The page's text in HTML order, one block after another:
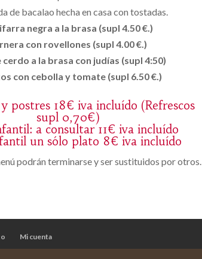
de bacalao hecha en casa con tostadas.
negra a la brasa (supl 4.50 €.)
con rovellones (supl 4.00 €.)
cerdo a la brasa con judías (supl 4:50)
con cebolla y tomate (supl 6.50 €.)
postres 18€ iva incluído (Refrescos
supl 0,70€)
a consultar 11€ iva incluído
un sólo plato 8€ iva incluído
podrán terminarse y ser sustituidos por otros.
Mi cuenta